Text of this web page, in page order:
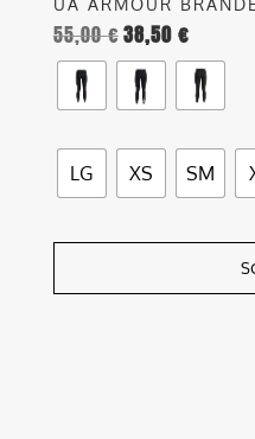
UA ARMOUR
55,00€38,50 €
LG XS SM